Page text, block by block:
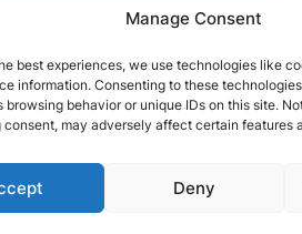
Manage Consent
best experiences, we use technologies like
information. Consenting to these
browsing behavior or unique IDs on this site.
may adversely affect certain features
Deny
टी20 लीग भविष्यवाणियाँ
टी20 लीग समाचार
महिला
नवीनतम
English